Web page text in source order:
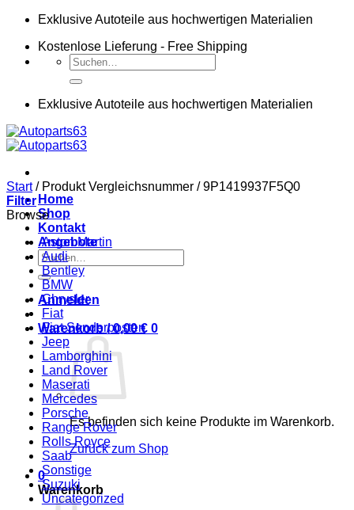
Zum
springen
Exklusive Autoteile aus hochwertigen Materialien
Kostenlose Lieferung - Free Shipping
Suchen
nach:
Exklusive Autoteile aus hochwertigen Materialien
Home
Shop
Kontakt
Angebote
Suchen
nach:
Anmelden
Warenkorb /0,00€ 0
Es befinden sich keine Produkte im Warenkorb.
Zurück zum Shop
0
Warenkorb
Start /Produkt Vergleichsnummer /9P1419937F5Q0
Filter
Browse
Aston Martin
Audi
Bentley
BMW
Chrysler
Fiat
Fiat Sonderposten
Jeep
Lamborghini
Land Rover
Maserati
Mercedes
Porsche
Range Rover
Rolls Royce
Saab
Sonstige
Suzuki
Uncategorized